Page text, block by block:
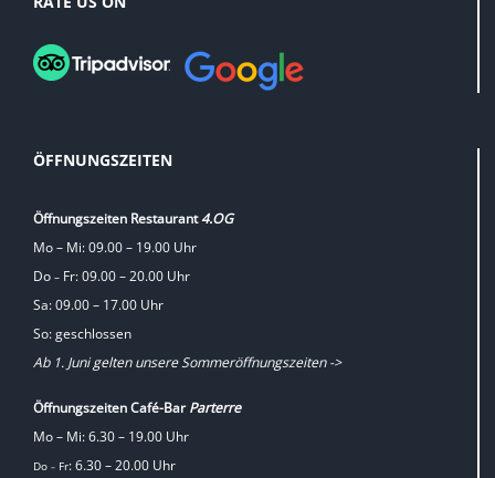
ÖFFNUNGSZEITEN
Öffnungszeiten Restaurant4.OG
Mo – Mi: 09.00 – 19.00 Uhr
Do – Fr: 09.00 – 20.00 Uhr
Sa: 09.00 – 17.00 Uhr
So: geschlossen
Ab 1. Juni gelten unsere Sommeröffnungszeiten ->
Öffnungszeiten Café-BarParterre
Mo – Mi: 6.30 – 19.00 Uhr
Do – Fr: 6.30 – 20.00 Uhr